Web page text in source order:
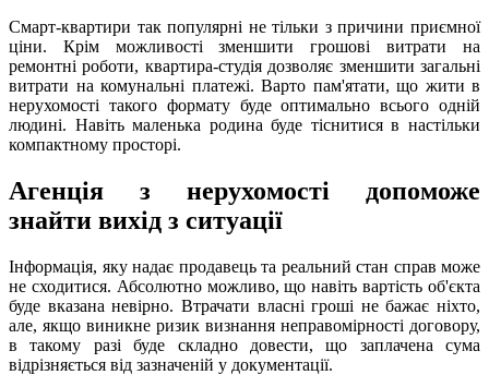
Смарт-квартири так популярні не тільки з причини приємної
ціни. Крім можливості зменшити грошові витрати на
ремонтні роботи, квартира-студія дозволяє зменшити загальні
витрати на комунальні платежі. Варто пам'ятати, що жити в
нерухомості такого формату буде оптимально всього одній
людині. Навіть маленька родина буде тіснитися в настільки
компактному просторі.
Агенція з нерухомості допоможе
знайти вихід з ситуації
Інформація, яку надає продавець та реальний стан справ може
не сходитися. Абсолютно можливо, що навіть вартість об'єкта
буде вказана невірно. Втрачати власні гроші не бажає ніхто,
але, якщо виникне ризик визнання неправомірності договору,
в такому разі буде складно довести, що заплачена сума
відрізняється від зазначеній у документації.